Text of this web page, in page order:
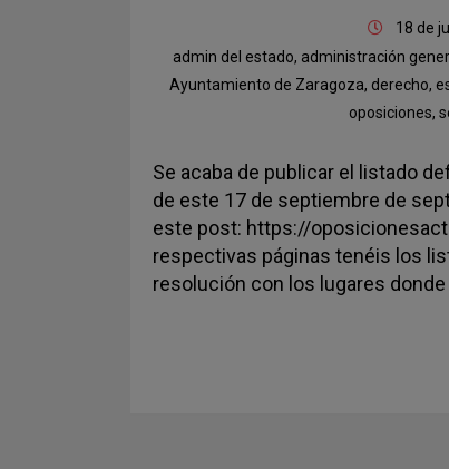
18 de
admin del estado, administración
Ayuntamiento de Zaragoza, derecho,
oposiciones,
Se acaba de publicar el listado
de este 17 de septiembre de
este post: https://
respectivas páginas tenéis los
resolución con los lugares